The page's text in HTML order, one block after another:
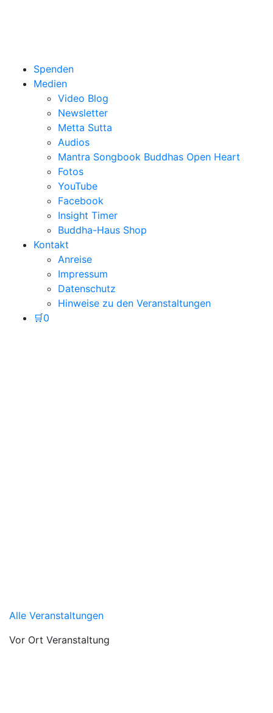
Spenden
Medien
Video Blog
Newsletter
Metta Sutta
Audios
Mantra Songbook Buddhas Open Heart
Fotos
YouTube
Facebook
Insight Timer
Buddha-Haus Shop
Kontakt
Anreise
Impressum
Datenschutz
Hinweise zu den Veranstaltungen
🛒0
Alle Veranstaltungen
Vor Ort Veranstaltung